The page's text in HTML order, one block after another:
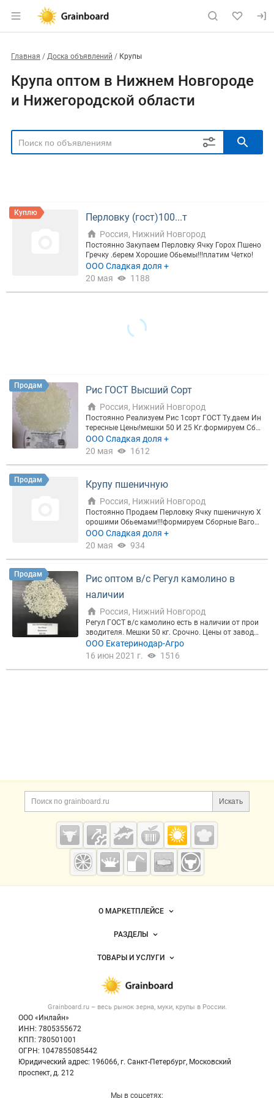
Главная Доска объявлений Крупы
Крупа оптом в Нижнем Новгороде
и Нижегородской области
ТИП СДЕЛКИ
ПОДТИП
Цена, ₽
Сбросить Показать
Куплю Перловку (гост)100...т
Россия, Нижний Новгород
Постоянно Закупаем Перловку Ячку Горох Пшено
Гречку .берем Хорошие Обьемы!!!платим Четко!
ООО Сладкая доля +
20 мая
1188
Продам Рис ГОСТ Высший Сорт
Россия, Нижний Новгород
Постоянно Реализуем Рис 1сорт ГОСТ Ту.даем Ин
тересные Цены!мешки 50 И 25 Кг.формируем Сбо
рные Вагоны Машины.(отгрузка С Ростова Или Н
ижний Новгород)!
ООО Сладкая доля +
20 мая
1612
Продам Крупу пшеничную
Россия, Нижний Новгород
Постоянно Продаем Перловку Ячку пшеничную Х
орошими Обьемами!!!формируем Сборные Вагон
ы Машины.
ООО Сладкая доля +
20 мая
934
Продам
Рис оптом в/с Регул камолино в
наличии
Россия, Нижний Новгород
Регул ГОСТ в/с камолино есть в наличии от прои
зводителя. Мешки 50 кг. Срочно. Цены от заводы.
Звоните ООО " Екатеринодар Агро" - надежный по
ставщик- производитель. Рисовая крупа, изготов
ьшой ассортимент риса в наличии! РИС: Сорт-Рег
ООО Екатеринодар-Агро
16 июн 2021 г.
1516
Искать
Grainboard.ru
— зерно и
мука
Grainboard.ru – весь рынок зерна, муки, крупы в России.
ООО «Инлайн»
ИНН: 7805355672
КПП: 780501001
ОГРН: 1047855085442
Юридический адрес: 196066, г. Санкт-Петербург, Московский
проспект, д. 212
О МАРКЕТПЛЕЙСЕ
Новости Grainboard.ru
Размещение рекламы
Публичная оферта
Контактная информация
Политика обработки персональных данных
РАЗДЕЛЫ
Объявления
Новости рынка
ТОВАРЫ И УСЛУГИ
Крупы
Мука
Мы в соцсетях: